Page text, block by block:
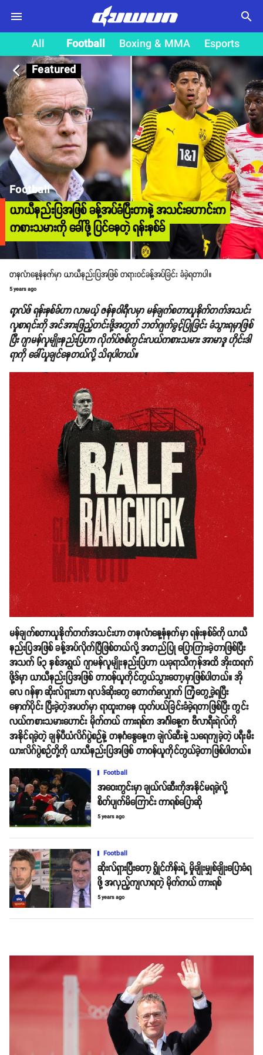
search
All Football Boxing & MMA
Esports
Featured
arrow_back_ios
Football
ယာယီနည်းပြအဖြစ် ခန့်အပ်ခံပြီးတာနဲ့ အသင်းဟောင်းက
ကစားသမားကို ခေါ်ဖို့ ပြင်နေတဲ့ ရန်းနစ်ခ်
တနင်္လာနေ့နံနက်မှာ ယာယီနည်းပြအဖြစ် တရားဝင်ခန့်အပ်ခြင်း ခံခဲ့ရတာပါ။
5 years ago
ရာ့လ်ဖ် ရန်းနစ်ခ်ဟာ လာမယ့် ဇန်နဝါရီလမှာ မန်ချက်စတာယူနိုက်တက်အသင်း
လူစာရင်းကို အင်အားဖြည့်တင်းဖို့အတွက် ဘတ်ဂျက်ခွင့်ပြုခြင်း ခံသွားရမှာဖြစ်
ပြီး ဂျာမန်လူမျိုးနည်းပြဟာ လိုက်ပ်ဇစ်ကွင်းလယ်ကစားသမား အာမာဒူ ဟိုင်းဒါ
ရာကို ခေါ်ယူချင်နေတယ်လို့ သိရပါတယ်။
မန်ချက်စတာယူနိုက်တက်အသင်းဟာ တနင်္လာနေ့နံနက်မှာ ရန်းနစ်ခ်ကို ယာယီ
နည်းပြအဖြစ် ခန့်အပ်လိုက်ပြီဖြစ်တယ်လို့ အတည်ပြု ပြောကြားခဲ့တာဖြစ်ပြီး
အသက် ၆၃ နှစ်အရွယ် ဂျာမန်လူမျိုးနည်းပြဟာ ယခုရာသီကုန်အထိ အိုးထရက်
ဖို့ဒ်မှာ ယာယီနည်းပြအဖြစ် တာဝန်ယူကိုင်တွယ်သွားတော့မှာဖြစ်ပါတယ်။ အို
လေ ဂန်နာ ဆိုးလ်ရှားဟာ ရလဒ်ဆိုးတွေ တောက်လျှောက် ကြုံတွေ့ခဲ့ရပြီး
နောက်ပိုင်း ပြီးခဲ့တဲ့အပတ်မှာ ရာထူးကနေ ထုတ်ပယ်ခြင်းခံခဲ့ရတာဖြစ်ပြီး ကွင်း
လယ်ကစားသမားဟောင်း မိုက်ကယ် ကားရစ်က အင်္ဂါနေ့က ဗီလာရီးရဲလ်ကို
အနိုင်ရခဲ့တဲ့ ချန်ပီယံလိဂ်ပွဲစဉ်နဲ့ တနင်္ဂနွေနေ့က ချဲလ်ဆီးနဲ့ သရေကျခဲ့တဲ့ ပရီးမီး
ယားလိဂ်ပွဲစဉ်တို့ကို ယာယီနည်းပြအဖြစ် တာဝန်ယူကိုင်တွယ်ခဲ့တာဖြစ်ပါတယ်။
Football
အဝေးကွင်းမှာ ချယ်လ်ဆီးကိုအနိုင်မရခဲ့လို့
စိတ်ပျက်မိကြောင်း ကာရစ်ပြောဆို
5 years ago
Football
ဆိုးလ်ရှားပြီးတော့ ရွိုင်ကိန်းရဲ့ မှိုချိုးမျှစ်ချိုးပြောခံရ
ဖို့ အလှည့်ကျလာရတဲ့ မိုက်ကယ် ကားရစ်
5 years ago